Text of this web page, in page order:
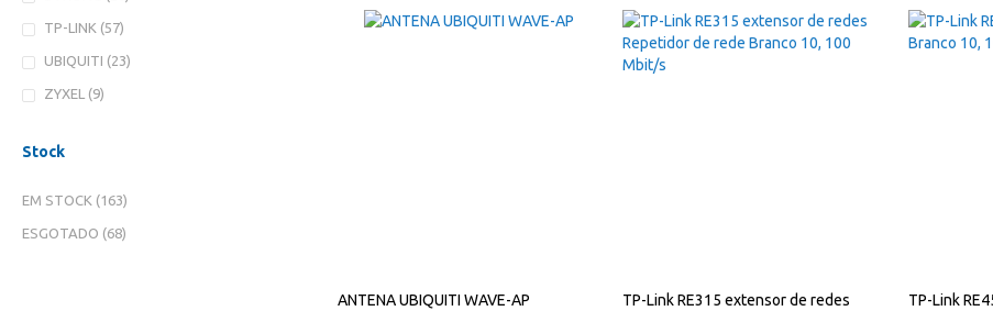
ANTENA UBIQUITI WAVE-AP
TP-Link RE315 extensor de redes
TP-Link
TP-LINK 57ITENS
UBIQUITI 23ITENS
ZYXEL 9ITENS
Stock
EM STOCK 163ITENS
ESGOTADO 68ITENS